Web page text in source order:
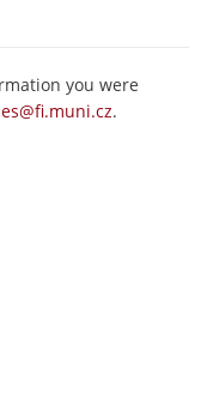
you were
.